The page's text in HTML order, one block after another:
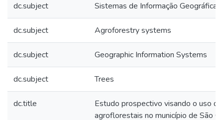
dc.subject Sistemas de Informação Geográfica
dc.subject Agroforestry systems
dc.subject Geographic Information Systems
dc.subject Trees
dc.title
Estudo prospectivo visando o uso
agroflorestais no município de São